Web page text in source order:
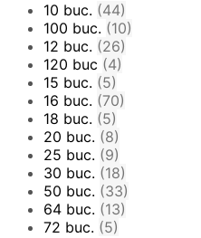
10 buc. (44)
100 buc. (10)
12 buc. (26)
120 buc (4)
15 buc. (5)
16 buc. (70)
18 buc. (5)
20 buc. (8)
25 buc. (9)
30 buc. (18)
50 buc. (33)
64 buc. (13)
72 buc. (5)